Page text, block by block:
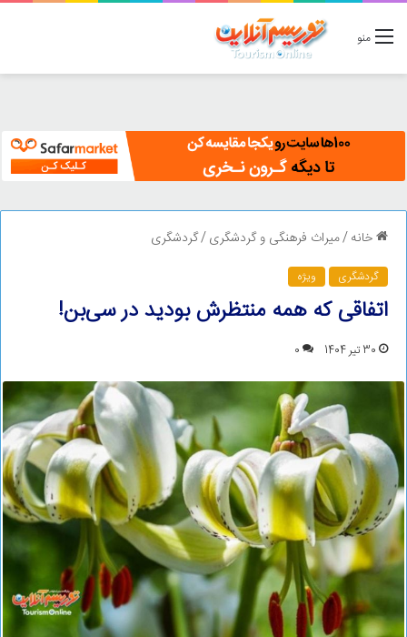
منو
خانه/میراث فرهنگی و گردشگری/گردشگری
گردشگری ویژه
اتفاقی که همه منتظرش بودید در سی‌بن!
30 تیر 1404 0